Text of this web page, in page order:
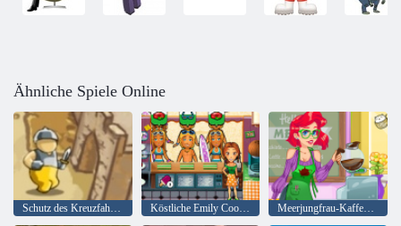
Ähnliche Spiele Online
Schutz des Kreuzfahrers Köstliche Emily Cook & Go Meerjungfrau-Kaffee-Shop